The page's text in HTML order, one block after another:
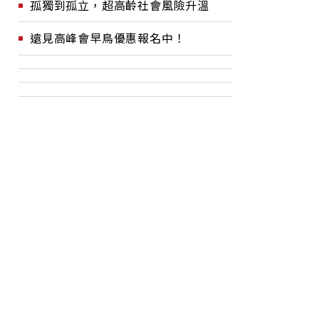
孤獨到孤立，超高齡社會風險升溫
遠見高峰會早鳥優惠報名中！